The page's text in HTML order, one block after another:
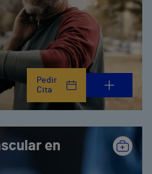
Pedir
Cita
en